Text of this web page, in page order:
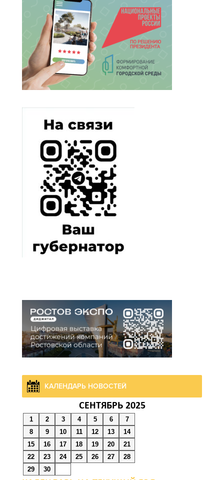
КАЛЕНДАРЬ НОВОСТЕЙ
СЕНТЯБРЬ 2025
1 2 3 4 5 6
7
8
9 10 11 12 13
14
15
16 17 18 19 20
21
22
23 24 25 26 27
28
29
30